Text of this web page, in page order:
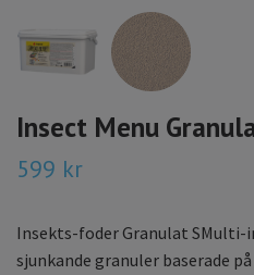
Insect Menu
599 kr
Insekts-foder Granulat SMulti-
sjunkande granuler baserade